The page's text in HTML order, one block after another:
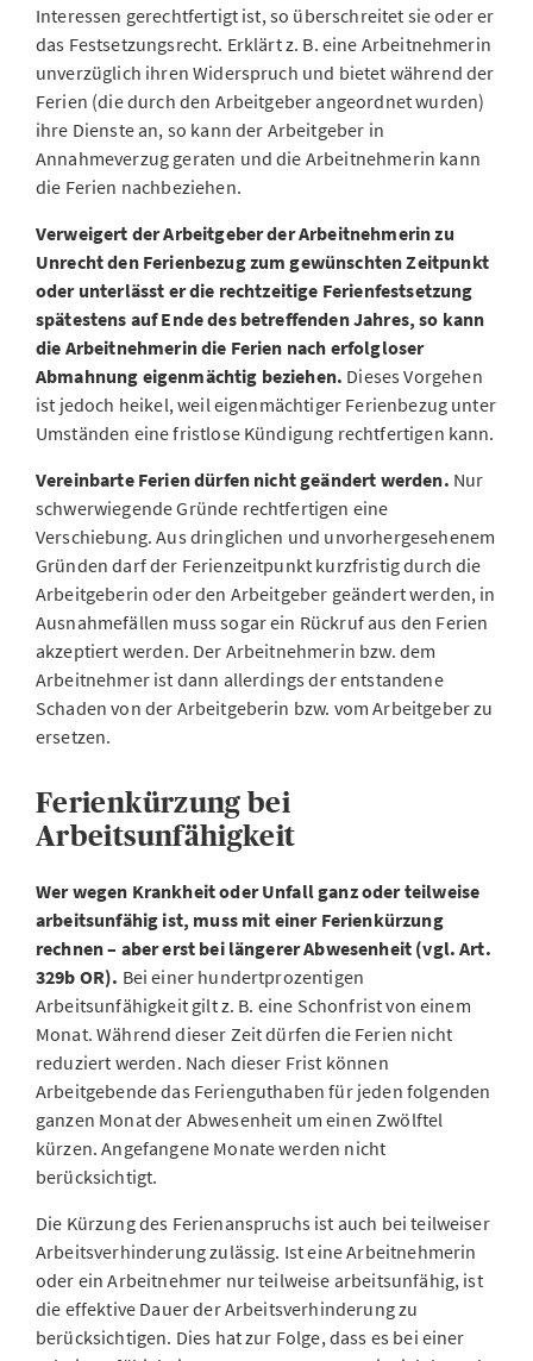
Interessen gerechtfertigt ist, so überschreitet sie oder er
das Festsetzungsrecht. Erklärt z. B. eine Arbeitnehmerin
unverzüglich ihren Widerspruch und bietet während der
Ferien (die durch den Arbeitgeber angeordnet wurden)
ihre Dienste an, so kann der Arbeitgeber in
Annahmeverzug geraten und die Arbeitnehmerin kann
die Ferien nachbeziehen.
Verweigert der Arbeitgeber der Arbeitnehmerin zu
Unrecht den Ferienbezug zum gewünschten Zeitpunkt
oder unterlässt er die rechtzeitige Ferienfestsetzung
spätestens auf Ende des betreffenden Jahres, so kann
die Arbeitnehmerin die Ferien nach erfolgloser
Abmahnung eigenmächtig beziehen. Dieses Vorgehen
ist jedoch heikel, weil eigenmächtiger Ferienbezug unter
Umständen eine fristlose Kündigung rechtfertigen kann.
Vereinbarte Ferien dürfen nicht geändert werden. Nur
schwerwiegende Gründe rechtfertigen eine
Verschiebung. Aus dringlichen und unvorhergesehenem
Gründen darf der Ferienzeitpunkt kurzfristig durch die
Arbeitgeberin oder den Arbeitgeber geändert werden, in
Ausnahmefällen muss sogar ein Rückruf aus den Ferien
akzeptiert werden. Der Arbeitnehmerin bzw. dem
Arbeitnehmer ist dann allerdings der entstandene
Schaden von der Arbeitgeberin bzw. vom Arbeitgeber zu
ersetzen.
Ferienkürzung bei
Arbeitsunfähigkeit
Wer wegen Krankheit oder Unfall ganz oder teilweise
arbeitsunfähig ist, muss mit einer Ferienkürzung
rechnen – aber erst bei längerer Abwesenheit (vgl. Art.
329b OR). Bei einer hundertprozentigen
Arbeitsunfähigkeit gilt z. B. eine Schonfrist von einem
Monat. Während dieser Zeit dürfen die Ferien nicht
reduziert werden. Nach dieser Frist können
Arbeitgebende das Ferienguthaben für jeden folgenden
ganzen Monat der Abwesenheit um einen Zwölftel
kürzen. Angefangene Monate werden nicht
berücksichtigt.
Die Kürzung des Ferienanspruchs ist auch bei teilweiser
Arbeitsverhinderung zulässig. Ist eine Arbeitnehmerin
oder ein Arbeitnehmer nur teilweise arbeitsunfähig, ist
die effektive Dauer der Arbeitsverhinderung zu
berücksichtigen. Dies hat zur Folge, dass es bei einer